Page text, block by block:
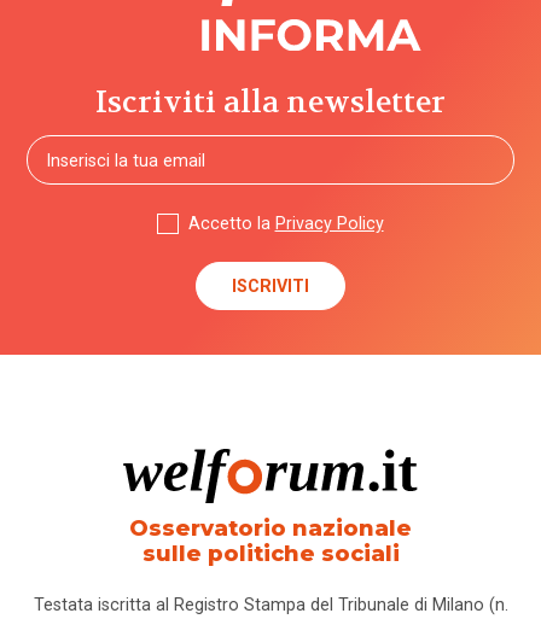
Iscriviti alla newsletter
Accetto la Privacy Policy
Osservatorio nazionale
sulle politiche sociali
Testata iscritta al Registro Stampa del Tribunale di Milano (n.